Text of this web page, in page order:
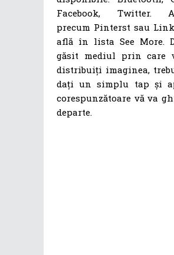
Facebook, Twitter.
precum Pinterst sau
află în lista See More.
găsit mediul prin care
distribuiți imaginea,
dați un simplu tap și
corespunzătoare vă va
departe.